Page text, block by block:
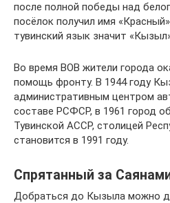
после полной победы над
посёлок получил имя
тувинский язык значит
Во время ВОВ жители города
помощь фронту. В 1944 году
административным центром
составе РСФСР, в 1961 город
Тувинской АССР, столицей
становится в 1991 году.
Спрятанный за
Добраться до Кызыла можно